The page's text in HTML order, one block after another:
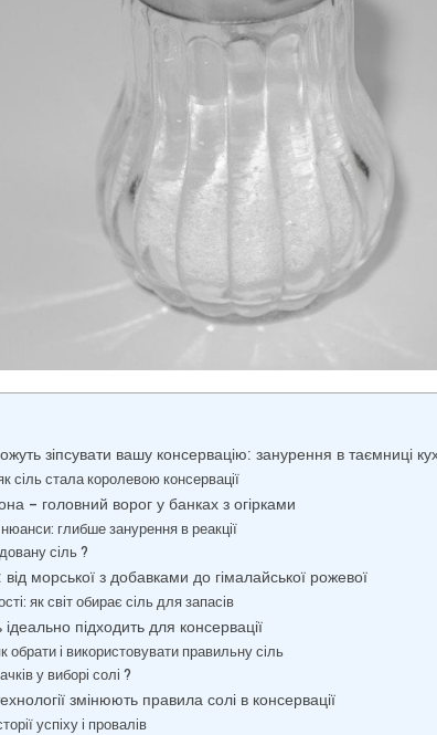
зіпсувати вашу консервацію: занурення в таємниці
сіль стала королевою консервації
– головний ворог у банках з огірками
нюанси: глибше занурення в реакції
сіль ?
від морської з добавками до гімалайської рожевої
як світ обирає сіль для запасів
підходить для консервації
обрати і використовувати правильну сіль
у виборі солі ?
змінюють правила солі в консервації
успіху і провалів